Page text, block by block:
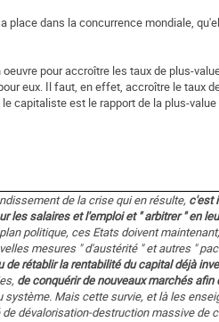
place dans la concurrence mondiale,
pour accroître les taux de plus-
eux. Il faut, en effet, accroître le taux
capitaliste est le rapport de la plus-
de la crise qui en résulte, c'est
les salaires et l'emploi et " arbitrer " en
politique, ces Etats doivent
mesures " d'austérité " et autres "
de rétablir la rentabilité du capital déjà
de conquérir de nouveaux marchés afin
Mais cette survie, et là les
dévalorisation-destruction massive de